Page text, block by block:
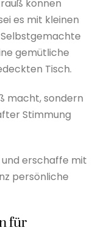
können
es mit kleinen
gemütliche
Tisch.
macht, sondern
Stimmung
und erschaffe mit
persönliche
für